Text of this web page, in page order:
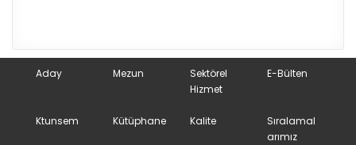
Aday Mezun
Sektörel
Hizmet
E-Bülten
Ktunsem Kütüphane Kalite
Sıralamal
arımız